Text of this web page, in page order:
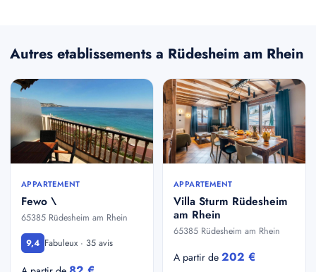
Autres etablissements a Rüdesheim am Rhein
APPARTEMENT
Fewo \
65385 Rüdesheim am Rhein
9,4 Fabuleux · 35 avis
APPARTEMENT
Villa Sturm Rüdesheim
am Rhein
65385 Rüdesheim am Rhein
A partir de 202 €